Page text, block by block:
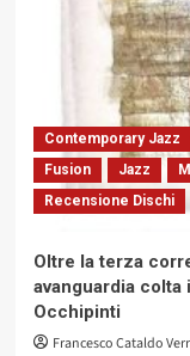
Contemporary Jazz
Fusion
Jazz
Recensione Dischi
Oltre la terza
avanguardia colta
Occhipinti
Francesco Cataldo